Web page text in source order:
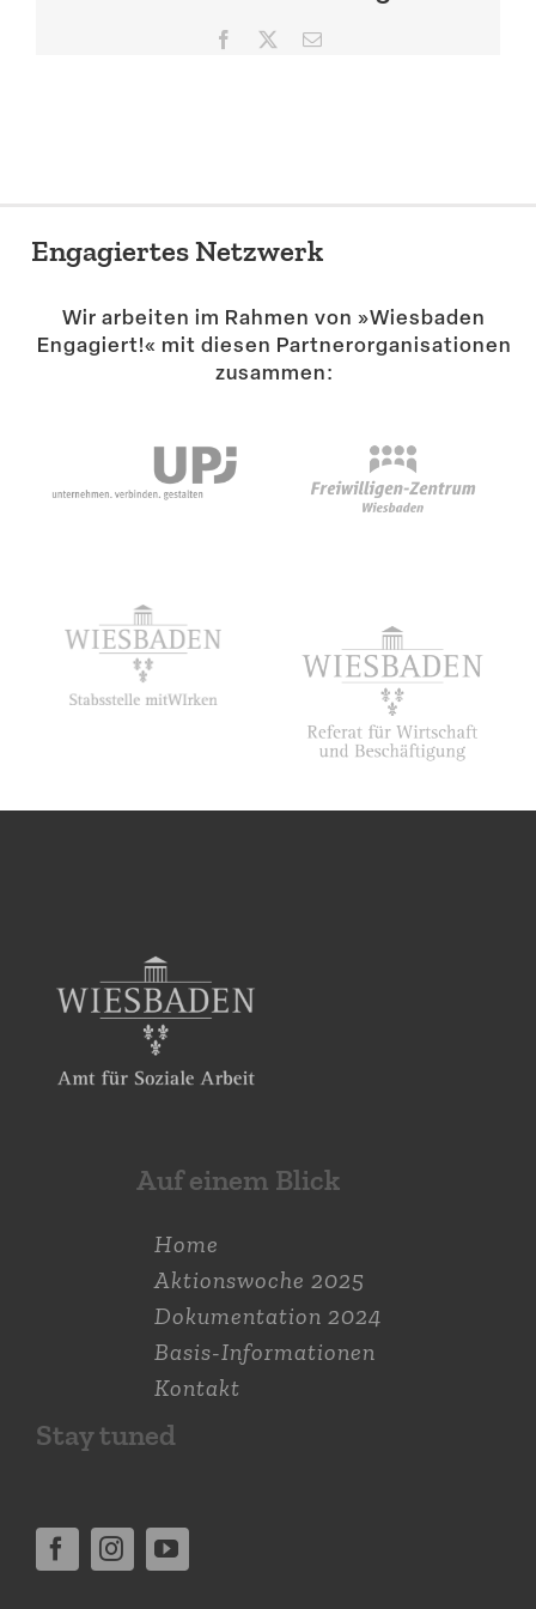
Suche
Facebook E-
Engagiertes Netzwerk
Wir arbeiten im Rahmen von »Wiesbaden
Engagiert!« mit diesen Partner­or­ga­ni­sa­tionen
zusammen:
Auf einem Blick
Home
Aktions­woche 2025
Dokumen­tation 2024
Basis-Informationen
Kontakt
Stay tuned